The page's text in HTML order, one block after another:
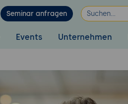
Seminar anfragen
Events Unternehmen